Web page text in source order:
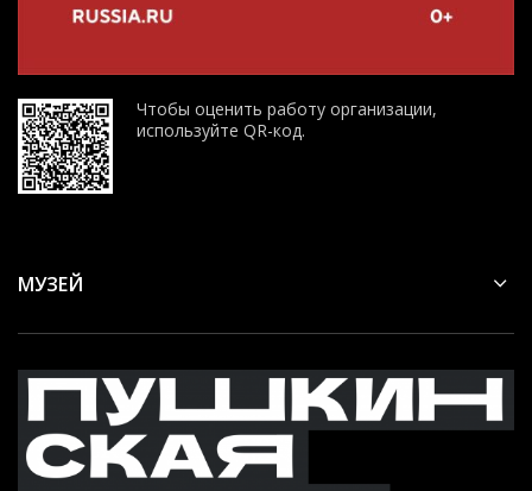
Чтобы оценить работу организации,
используйте QR-код.
МУЗЕЙ